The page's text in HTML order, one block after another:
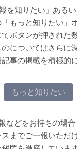
を知りたい」ある
もっと知りたい」
ボタンが押された
についてはさらに
事の掲載を積極的
もっと知りたい
などをお持ちの場
までご一報いただ